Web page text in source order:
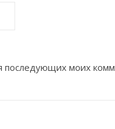
последующих моих